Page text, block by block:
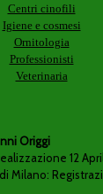
Centri cinofili
Igiene e cosmesi
Ornitologia
Professionisti
Veterinaria
Origgi
12
Milano: